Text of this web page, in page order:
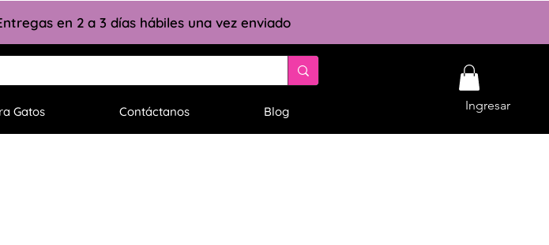
Gatos Contáctanos Blog Ingresar
en 2 a 3 días hábiles una vez enviado